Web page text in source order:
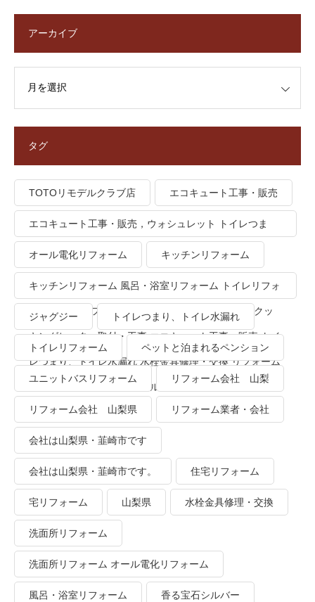
アーカイブ
タグ
TOTOリモデルクラブ店 エコキュート工事・販売
エコキュート工事・販売，ウォシュレット トイレつま
り、トイレ水漏れ
オール電化リフォーム キッチンリフォーム
キッチンリフォーム 風呂・浴室リフォーム トイレリフォ
ーム 洗面所リフォーム オール電化リフォーム ＩＨクッ
キングヒーター取付・工事 エコキュート工事・販売 トイ
レつまり、トイレ水漏れ 水栓金具修理・交換 リフォーム
業者・会社 ＴＯＴＯリモデルクラブ
ジャグジー トイレつまり、トイレ水漏れ
トイレリフォーム ペットと泊まれるペンション
ユニットバスリフォーム リフォーム会社 山梨
リフォーム会社 山梨県 リフォーム業者・会社
会社は山梨県・韮崎市です
会社は山梨県・韮崎市です。 住宅リフォーム
宅リフォーム 山梨県 水栓金具修理・交換
洗面所リフォーム
洗面所リフォーム オール電化リフォーム
風呂・浴室リフォーム 香る宝石シルバー